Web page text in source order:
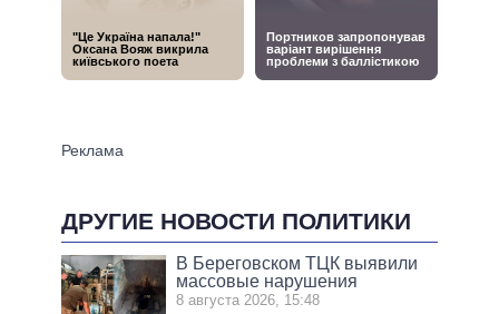
ДРУГИЕ НОВОСТИ ПОЛИТИКИ
В Береговском ТЦК выявили
массовые нарушения
8 августа 2026, 15:48